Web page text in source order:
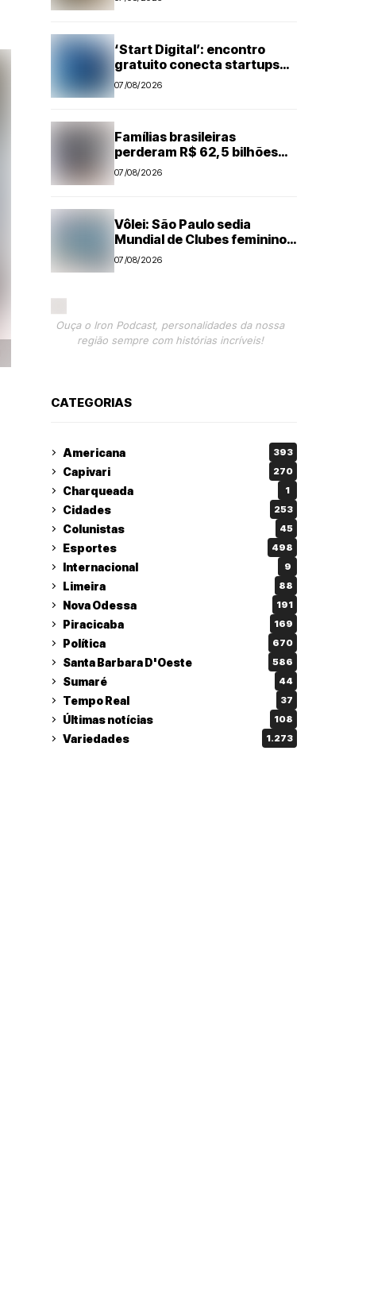
Suzano, em Limeira (SP)
‘Start Digital’: encontro
gratuito conecta startups
ao ecossistema de inovação
de Piracicaba
07/08/2026
Famílias brasileiras
perderam R$ 62,5 bilhões
para bets em 2025
07/08/2026
Vôlei: São Paulo sedia
Mundial de Clubes feminino
pelo 2º ano seguido
07/08/2026
Ouça o Iron Podcast, personalidades da nossa
região sempre com histórias incríveis!
CATEGORIAS
Americana 393
Capivari 270
Charqueada 1
Cidades 253
Colunistas 45
Esportes 498
Internacional 9
Limeira 88
Nova Odessa 191
Piracicaba 169
Política 670
Santa Barbara D'Oeste 586
Sumaré 44
Tempo Real 37
Últimas notícias 108
Variedades 1.273